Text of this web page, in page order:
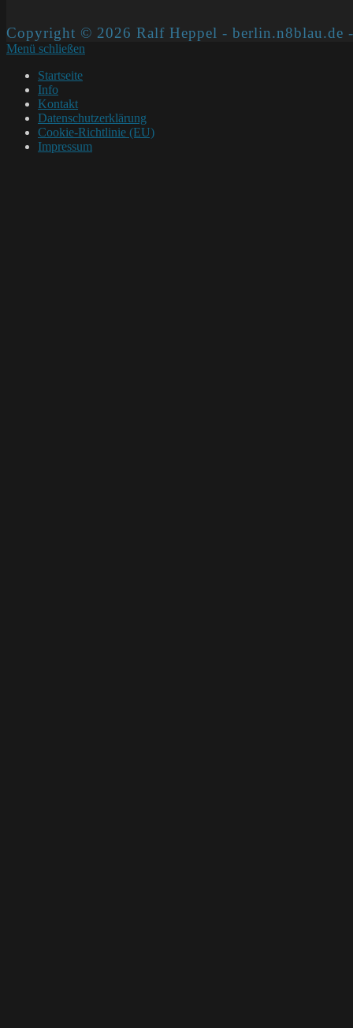
Copyright © 2026 Ralf Heppel - berlin.n8blau.de
Menü schließen
Startseite
Info
Kontakt
Datenschutzerklärung
Cookie-Richtlinie (EU)
Impressum